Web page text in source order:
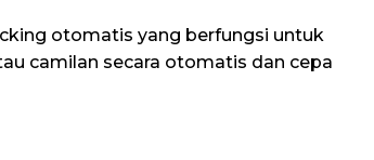
otomatis yang berfungsi untuk
camilan secara otomatis dan cepa